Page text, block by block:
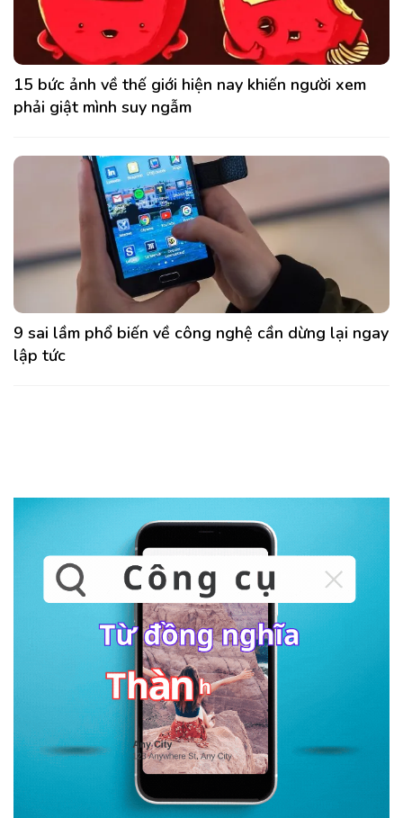
15 bức ảnh về thế giới hiện nay khiến người xem
phải giật mình suy ngẫm
9 sai lầm phổ biến về công nghệ cần dừng lại ngay
lập tức